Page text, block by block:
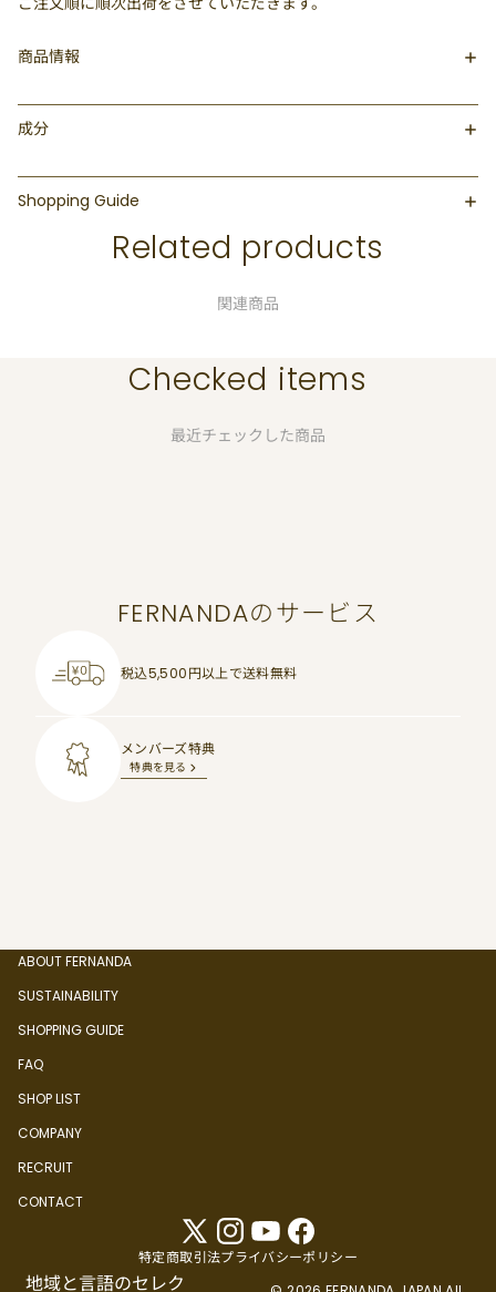
商品情報
成分
Shopping Guide
Related products
関連商品
Checked items
最近チェックした商品
FERNANDAのサービス
税込5,500円以上で送料無料
メンバーズ特典
特典を見る
ABOUT FERNANDA
SUSTAINABILITY
SHOPPING GUIDE
FAQ
SHOP LIST
COMPANY
RECRUIT
CONTACT
特定商取引法プライバシーポリシー
地域と言語のセレク